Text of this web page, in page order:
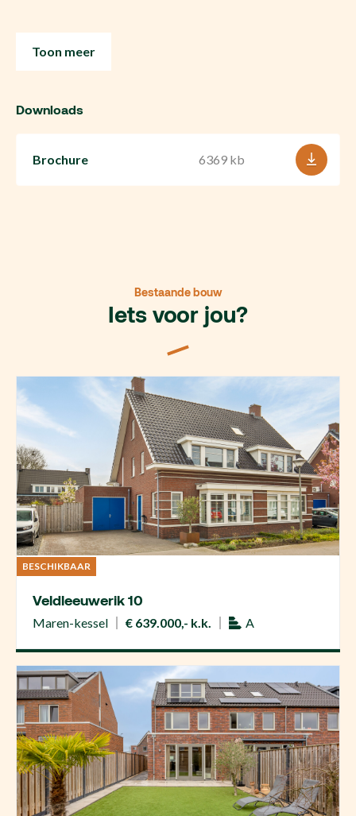
Toon meer
Downloads
Brochure 6369 kb
Bestaande bouw
Iets voor jou?
BESCHIKBAAR
Veldleeuwerik 10
Maren-kessel € 639.000,- k.k. A